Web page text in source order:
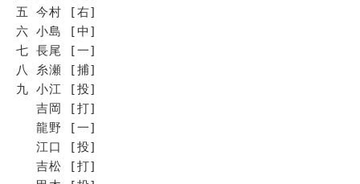
五 今村 [右]
六 小島 [中]
七 長尾 [一]
八 糸瀬 [捕]
九 小江 [投]
吉岡 [打]
龍野 [一]
江口 [投]
吉松 [打]